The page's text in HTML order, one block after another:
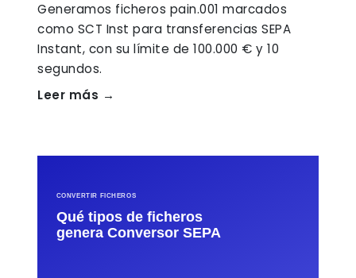
Generamos ficheros pain.001 marcados
como SCT Inst para transferencias SEPA
Instant, con su límite de 100.000 € y 10
segundos.
Leer más →